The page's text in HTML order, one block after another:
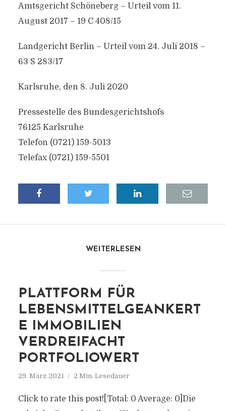
Amtsgericht Schöneberg – Urteil vom 11.
August 2017 – 19 C 408/15
Landgericht Berlin – Urteil vom 24. Juli 2018 –
63 S 283/17
Karlsruhe, den 8. Juli 2020
Pressestelle des Bundesgerichtshofs
76125 Karlsruhe
Telefon (0721) 159-5013
Telefax (0721) 159-5501
WEITERLESEN
PLATTFORM FÜR
LEBENSMITTELGEANKERT
E IMMOBILIEN
VERDREIFACHT
PORTFOLIOWERT
29. März 2021 2 Min. Lesedauer
Click to rate this post![Total: 0 Average: 0]Die